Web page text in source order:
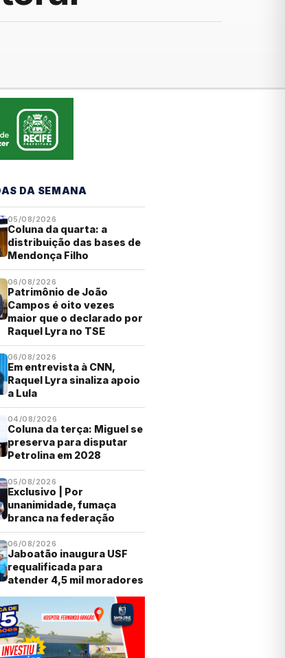
DA SEMANA
05/08/2026
Coluna da quarta: a
distribuição das bases de
Mendonça Filho
06/08/2026
Patrimônio de João
Campos é oito vezes
maior que o declarado por
Raquel Lyra no TSE
06/08/2026
Em entrevista à CNN,
Raquel Lyra sinaliza apoio
a Lula
04/08/2026
Coluna da terça: Miguel se
preserva para disputar
Petrolina em 2028
05/08/2026
Exclusivo | Por
unanimidade, fumaça
branca na federação
06/08/2026
Jaboatão inaugura USF
requalificada para
atender 4,5 mil moradores